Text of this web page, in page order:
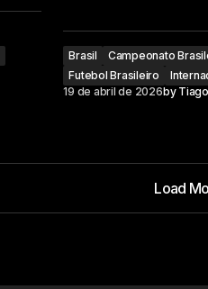
Brasil
Campeonato
Futebol Brasileiro
19 de abril de 2026by
Load
Load